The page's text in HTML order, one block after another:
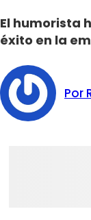
El humorista
éxito en la
Por